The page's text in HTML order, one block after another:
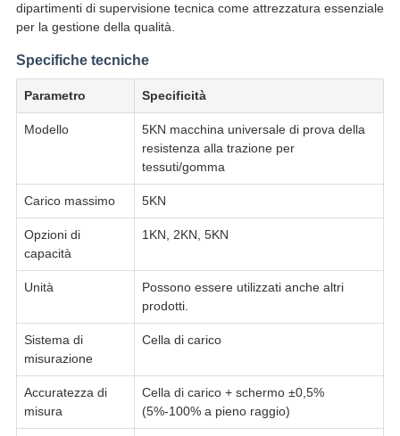
dipartimenti di supervisione tecnica come attrezzatura essenziale
per la gestione della qualità.
Specifiche tecniche
Parametro Specificità
Modello
5KN macchina universale di prova della
resistenza alla trazione per
tessuti/gomma
Carico massimo 5KN
Opzioni di
capacità
1KN, 2KN, 5KN
Unità
Possono essere utilizzati anche altri
prodotti.
Sistema di
misurazione
Cella di carico
Accuratezza di
misura
Cella di carico + schermo ±0,5%
(5%-100% a pieno raggio)